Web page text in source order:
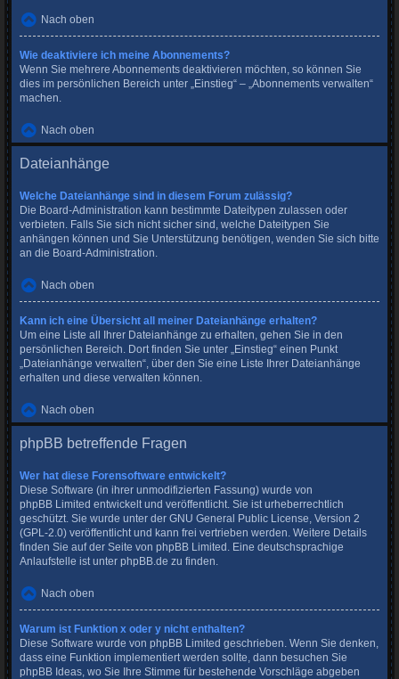
Nach oben
Wie deaktiviere ich meine Abonnements?
Wenn Sie mehrere Abonnements deaktivieren möchten, so können Sie
dies im persönlichen Bereich unter „Einstieg“ – „Abonnements verwalten“
machen.
Nach oben
Dateianhänge
Welche Dateianhänge sind in diesem Forum zulässig?
Die Board-Administration kann bestimmte Dateitypen zulassen oder
verbieten. Falls Sie sich nicht sicher sind, welche Dateitypen Sie
anhängen können und Sie Unterstützung benötigen, wenden Sie sich bitte
an die Board-Administration.
Nach oben
Kann ich eine Übersicht all meiner Dateianhänge erhalten?
Um eine Liste all Ihrer Dateianhänge zu erhalten, gehen Sie in den
persönlichen Bereich. Dort finden Sie unter „Einstieg“ einen Punkt
„Dateianhänge verwalten“, über den Sie eine Liste Ihrer Dateianhänge
erhalten und diese verwalten können.
Nach oben
phpBB betreffende Fragen
Wer hat diese Forensoftware entwickelt?
Diese Software (in ihrer unmodifizierten Fassung) wurde von
phpBB Limited entwickelt und veröffentlicht. Sie ist urheberrechtlich
geschützt. Sie wurde unter der GNU General Public License, Version 2
(GPL-2.0) veröffentlicht und kann frei vertrieben werden. Weitere Details
finden Sie auf der Seite von phpBB Limited . Eine deutschsprachige
Anlaufstelle ist unter phpBB.de zu finden.
Nach oben
Warum ist Funktion x oder y nicht enthalten?
Diese Software wurde von phpBB Limited geschrieben. Wenn Sie denken,
dass eine Funktion implementiert werden sollte, dann besuchen Sie
phpBB Ideas, wo Sie Ihre Stimme für bestehende Vorschläge abgeben